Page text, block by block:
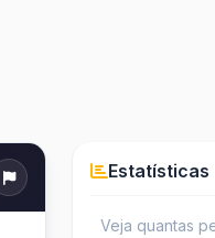
Estatísticas
Veja quantas